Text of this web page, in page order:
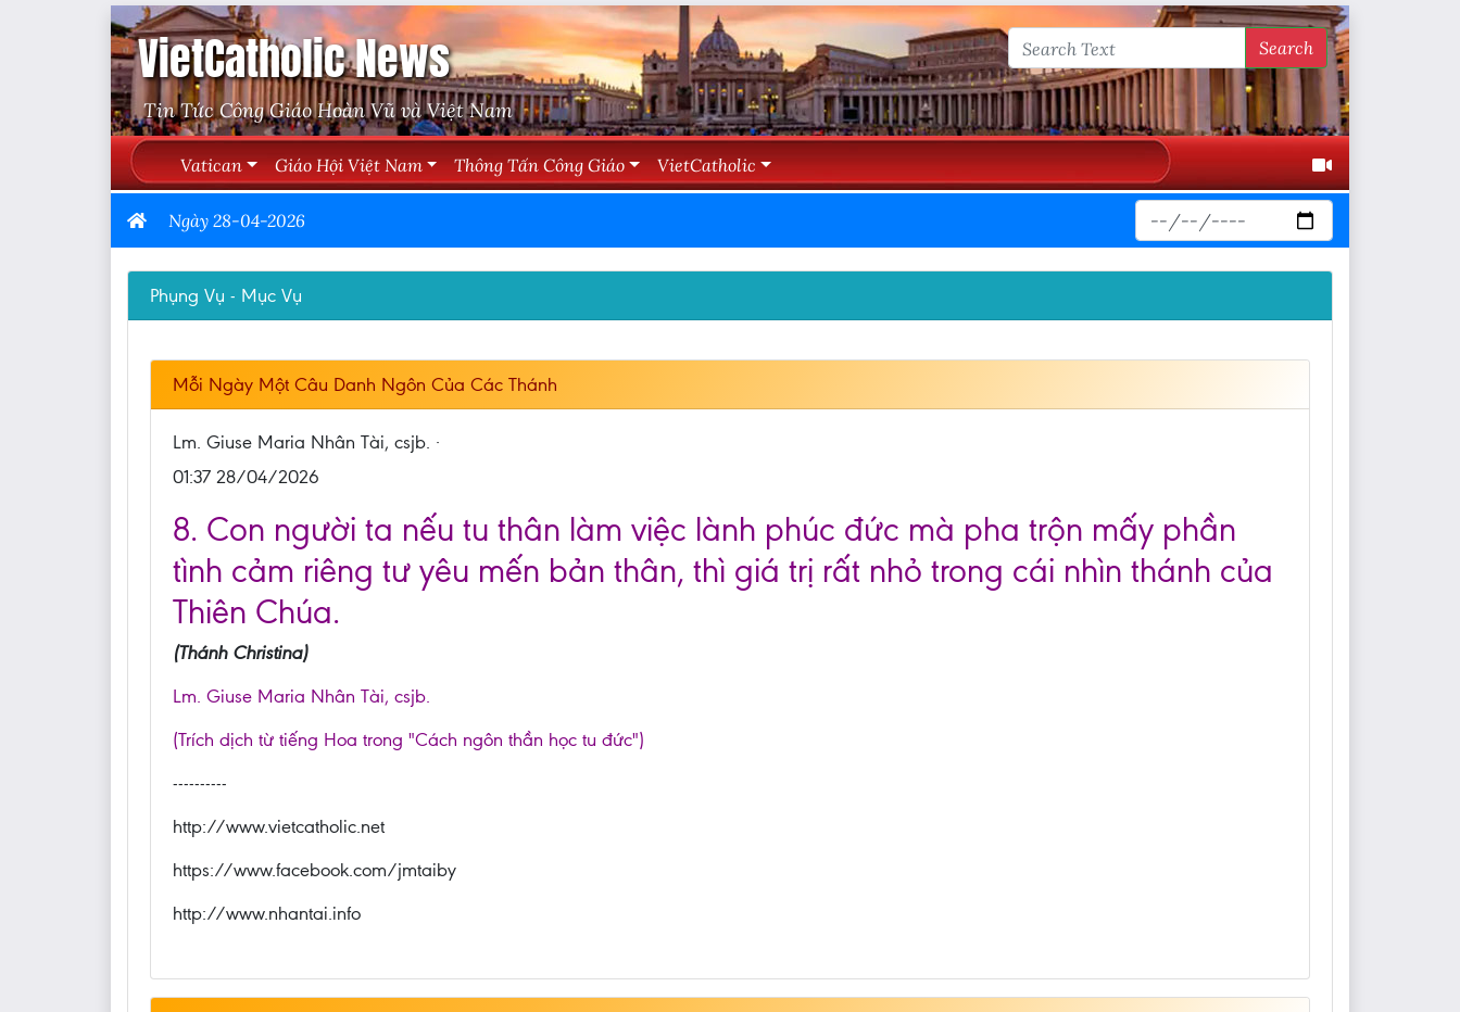
VietCatholic News
Tin Tức Công Giáo Hoàn Vũ và Việt Nam
Search
Vatican Giáo Hội Việt Nam Thông Tấn Công Giáo VietCatholic
Ngày 28-04-2026
Phụng Vụ - Mục Vụ
Mỗi Ngày Một Câu Danh Ngôn Của Các Thánh
Lm. Giuse Maria Nhân Tài, csjb. ·
01:37 28/04/2026
8. Con người ta nếu tu thân làm việc lành phúc đức mà pha trộn mấy phần
tình cảm riêng tư yêu mến bản thân, thì giá trị rất nhỏ trong cái nhìn thánh của
Thiên Chúa.
(Thánh Christina)
Lm. Giuse Maria Nhân Tài, csjb.
(Trích dịch từ tiếng Hoa trong "Cách ngôn thần học tu đức")
----------
http://www.vietcatholic.net
https://www.facebook.com/jmtaiby
http://www.nhantai.info